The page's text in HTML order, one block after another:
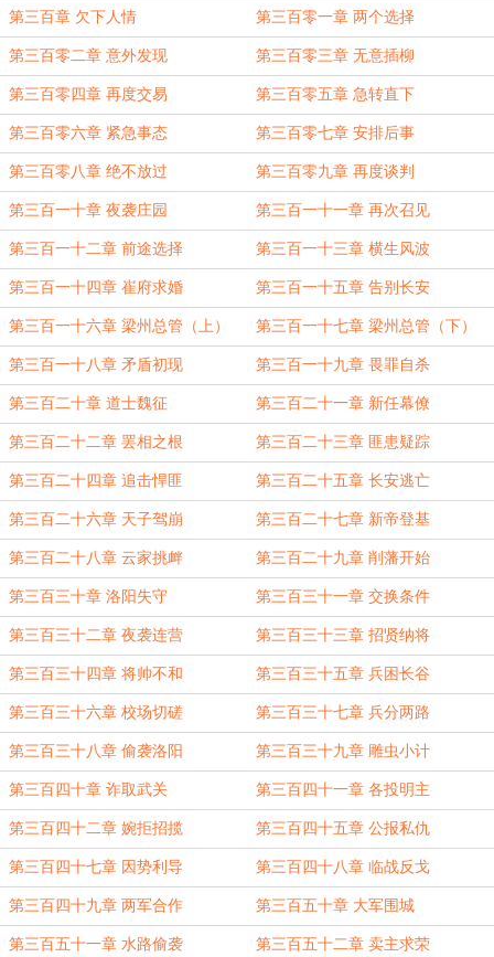
第三百章 欠下人情 第三百零一章 两个选择
第三百零二章 意外发现 第三百零三章 无意插柳
第三百零四章 再度交易 第三百零五章 急转直下
第三百零六章 紧急事态 第三百零七章 安排后事
第三百零八章 绝不放过 第三百零九章 再度谈判
第三百一十章 夜袭庄园 第三百一十一章 再次召见
第三百一十二章 前途选择 第三百一十三章 横生风波
第三百一十四章 崔府求婚 第三百一十五章 告别长安
第三百一十六章 梁州总管（上） 第三百一十七章 梁州总管（下）
第三百一十八章 矛盾初现 第三百一十九章 畏罪自杀
第三百二十章 道士魏征 第三百二十一章 新任幕僚
第三百二十二章 罢相之根 第三百二十三章 匪患疑踪
第三百二十四章 追击悍匪 第三百二十五章 长安逃亡
第三百二十六章 天子驾崩 第三百二十七章 新帝登基
第三百二十八章 云家挑衅 第三百二十九章 削藩开始
第三百三十章 洛阳失守 第三百三十一章 交换条件
第三百三十二章 夜袭连营 第三百三十三章 招贤纳将
第三百三十四章 将帅不和 第三百三十五章 兵困长谷
第三百三十六章 校场切磋 第三百三十七章 兵分两路
第三百三十八章 偷袭洛阳 第三百三十九章 雕虫小计
第三百四十章 诈取武关 第三百四十一章 各投明主
第三百四十二章 婉拒招揽 第三百四十五章 公报私仇
第三百四十七章 因势利导 第三百四十八章 临战反戈
第三百四十九章 两军合作 第三百五十章 大军围城
第三百五十一章 水路偷袭 第三百五十二章 卖主求荣